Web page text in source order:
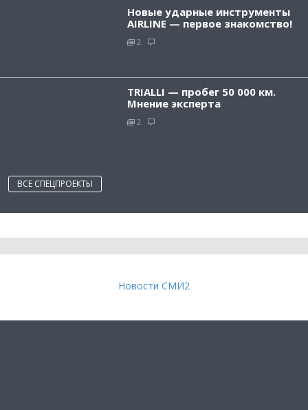
Новые ударные инструменты
AIRLINE — первое знакомство!
2
TRIALLI — пробег 50 000 км.
Мнение эксперта
2
ВСЕ СПЕЦПРОЕКТЫ
Новости СМИ2